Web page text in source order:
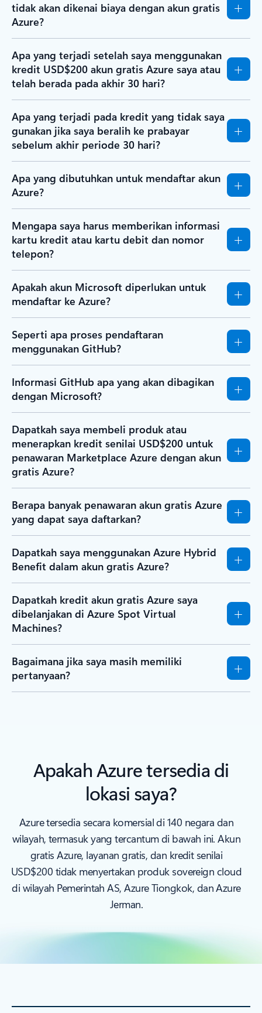
tidak akan dikenai biaya dengan akun gratis
Azure?
Apa yang terjadi setelah saya menggunakan
kredit USD$200 akun gratis Azure saya atau
telah berada pada akhir 30 hari?
Apa yang terjadi pada kredit yang tidak saya
gunakan jika saya beralih ke prabayar
sebelum akhir periode 30 hari?
Apa yang dibutuhkan untuk mendaftar akun
Azure?
Mengapa saya harus memberikan informasi
kartu kredit atau kartu debit dan nomor
telepon?
Apakah akun Microsoft diperlukan untuk
mendaftar ke Azure?
Seperti apa proses pendaftaran
menggunakan GitHub?
Informasi GitHub apa yang akan dibagikan
dengan Microsoft?
Dapatkah saya membeli produk atau
menerapkan kredit senilai USD$200 untuk
penawaran Marketplace Azure dengan akun
gratis Azure?
Berapa banyak penawaran akun gratis Azure
yang dapat saya daftarkan?
Dapatkah saya menggunakan Azure Hybrid
Benefit dalam akun gratis Azure?
Dapatkah kredit akun gratis Azure saya
dibelanjakan di Azure Spot Virtual
Machines?
Bagaimana jika saya masih memiliki
pertanyaan?
Apakah Azure tersedia di
lokasi saya?
Azure tersedia secara komersial di 140 negara dan
wilayah, termasuk yang tercantum di bawah ini. Akun
gratis Azure, layanan gratis, dan kredit senilai
USD$200 tidak menyertakan produk sovereign cloud
di wilayah Pemerintah AS, Azure Tiongkok, dan Azure
Jerman.